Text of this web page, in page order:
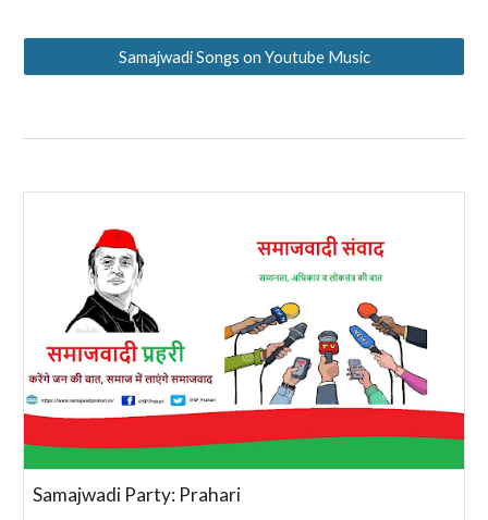
Samajwadi Songs on Youtube Music
Samajwadi Party: Prahari